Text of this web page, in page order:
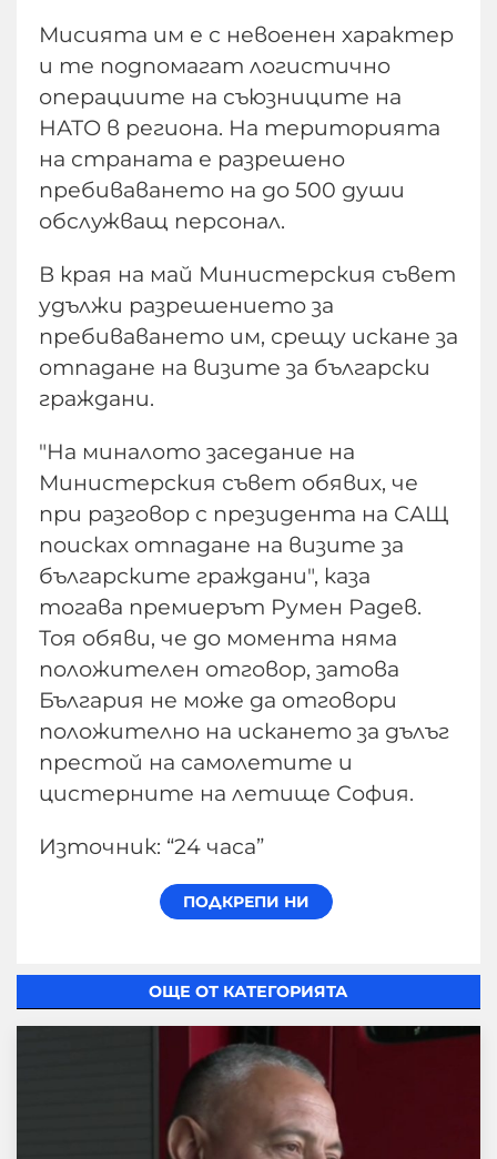
Мисията им е с невоенен характер
и те подпомагат логистично
операциите на съюзниците на
НАТО в региона. На територията
на страната е разрешено
пребиваването на до 500 души
обслужващ персонал.
В края на май Министерския съвет
удължи разрешението за
пребиваването им, срещу искане за
отпадане на визите за български
граждани.
"На миналото заседание на
Министерския съвет обявих, че
при разговор с президента на САЩ
поисках отпадане на визите за
българските граждани", каза
тогава премиерът Румен Радев.
Тоя обяви, че до момента няма
положителен отговор, затова
България не може да отговори
положително на искането за дълъг
престой на самолетите и
цистерните на летище София.
Източник: “24 часа”
ОЩЕ ОТ КАТЕГОРИЯТА